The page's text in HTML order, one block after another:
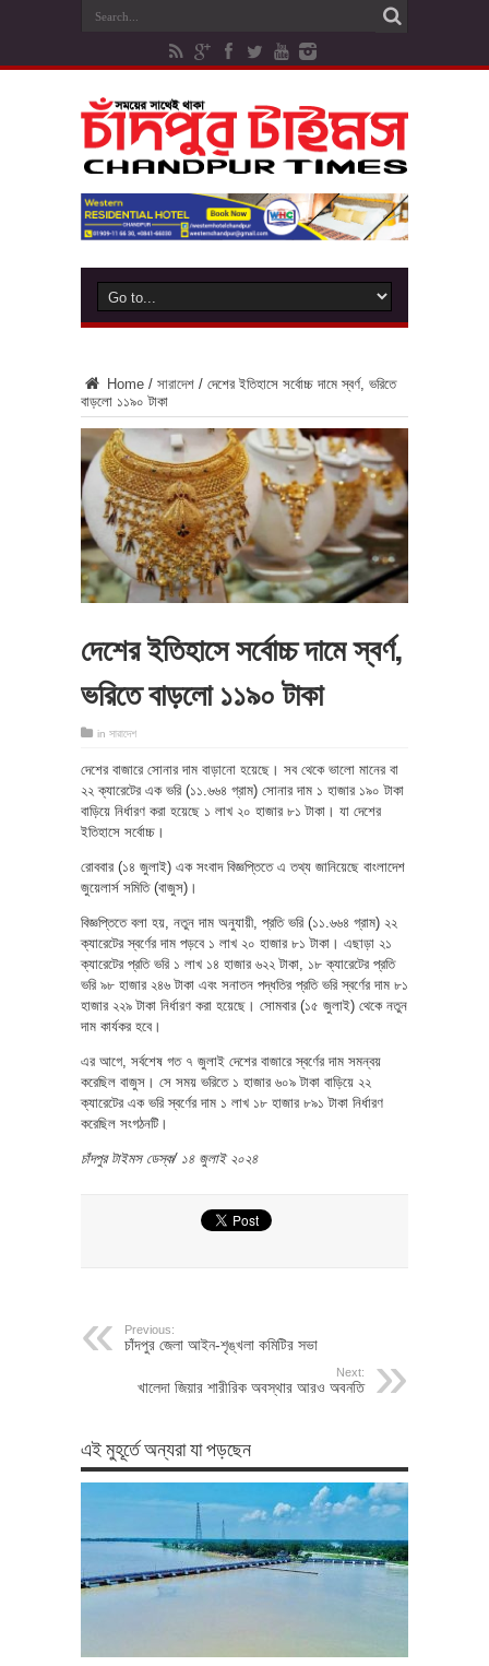
Home / সারাদেশ / দেশের ইতিহাসে সর্বোচ্চ দামে স্বর্ণ, ভরিতে
বাড়লো ১১৯০ টাকা
দেশের ইতিহাসে সর্বোচ্চ দামে স্বর্ণ,
ভরিতে বাড়লো ১১৯০ টাকা
in সারাদেশ
দেশের বাজারে সোনার দাম বাড়ানো হয়েছে। সব থেকে ভালো মানের বা
২২ ক্যারেটের এক ভরি (১১.৬৬৪ গ্রাম) সোনার দাম ১ হাজার ১৯০ টাকা
বাড়িয়ে নির্ধারণ করা হয়েছে ১ লাখ ২০ হাজার ৮১ টাকা। যা দেশের
ইতিহাসে সর্বোচ্চ।
রোববার (১৪ জুলাই) এক সংবাদ বিজ্ঞপ্তিতে এ তথ্য জানিয়েছে বাংলাদেশ
জুয়েলার্স সমিতি (বাজুস)।
বিজ্ঞপ্তিতে বলা হয়, নতুন দাম অনুযায়ী, প্রতি ভরি (১১.৬৬৪ গ্রাম) ২২
ক্যারেটের স্বর্ণের দাম পড়বে ১ লাখ ২০ হাজার ৮১ টাকা। এছাড়া ২১
ক্যারেটের প্রতি ভরি ১ লাখ ১৪ হাজার ৬২২ টাকা, ১৮ ক্যারেটের প্রতি
ভরি ৯৮ হাজার ২৪৬ টাকা এবং সনাতন পদ্ধতির প্রতি ভরি স্বর্ণের দাম ৮১
হাজার ২২৯ টাকা নির্ধারণ করা হয়েছে। সোমবার (১৫ জুলাই) থেকে নতুন
দাম কার্যকর হবে।
এর আগে, সর্বশেষ গত ৭ জুলাই দেশের বাজারে স্বর্ণের দাম সমন্বয়
করেছিল বাজুস। সে সময় ভরিতে ১ হাজার ৬০৯ টাকা বাড়িয়ে ২২
ক্যারেটের এক ভরি স্বর্ণের দাম ১ লাখ ১৮ হাজার ৮৯১ টাকা নির্ধারণ
করেছিল সংগঠনটি।
চাঁদপুর টাইমস ডেস্ক/ ১৪ জুলাই ২০২৪
Previous:
চাঁদপুর জেলা আইন-শৃঙ্খলা কমিটির সভা
Next:
খালেদা জিয়ার শারীরিক অবস্থার আরও অবনতি
এই মুহূর্তে অন্যরা যা পড়ছেন